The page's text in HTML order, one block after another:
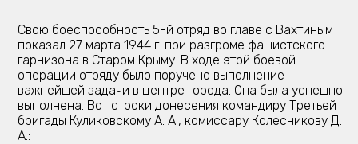
Свою боеспособность 5-й отряд во главе с Вахтиным
показал 27 марта 1944 г. при разгроме фашистского
гарнизона в Старом Крыму. В ходе этой боевой
операции отряду было поручено выполнение
важнейшей задачи в центре города. Она была успешно
выполнена. Вот строки донесения командиру Третьей
бригады Куликовскому А. А., комиссару Колесникову Д.
А.: